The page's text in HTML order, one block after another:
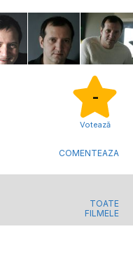
-
Votează
COMENTEAZA
TOATE
FILMELE